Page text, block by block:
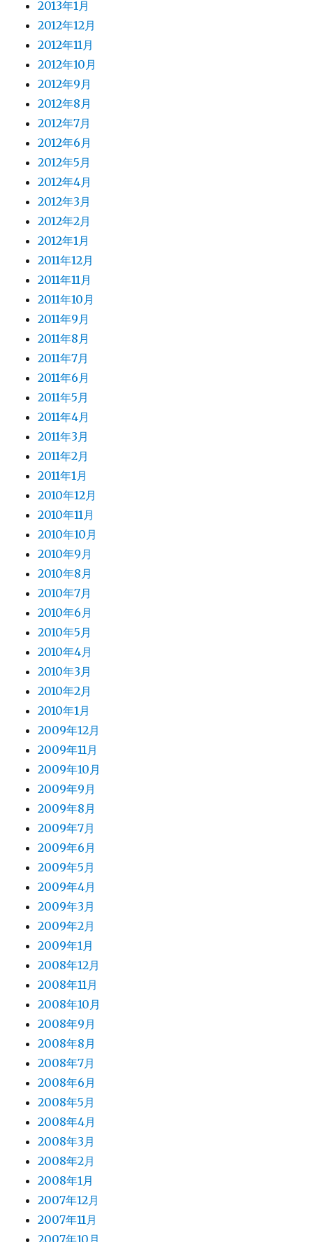
2013年1月
2012年12月
2012年11月
2012年10月
2012年9月
2012年8月
2012年7月
2012年6月
2012年5月
2012年4月
2012年3月
2012年2月
2012年1月
2011年12月
2011年11月
2011年10月
2011年9月
2011年8月
2011年7月
2011年6月
2011年5月
2011年4月
2011年3月
2011年2月
2011年1月
2010年12月
2010年11月
2010年10月
2010年9月
2010年8月
2010年7月
2010年6月
2010年5月
2010年4月
2010年3月
2010年2月
2010年1月
2009年12月
2009年11月
2009年10月
2009年9月
2009年8月
2009年7月
2009年6月
2009年5月
2009年4月
2009年3月
2009年2月
2009年1月
2008年12月
2008年11月
2008年10月
2008年9月
2008年8月
2008年7月
2008年6月
2008年5月
2008年4月
2008年3月
2008年2月
2008年1月
2007年12月
2007年11月